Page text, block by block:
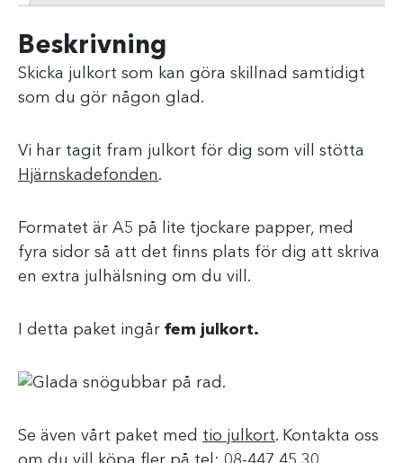
Beskrivning
Skicka julkort som kan göra skillnad samtidigt
som du gör någon glad.
Vi har tagit fram julkort för dig som vill stötta
Hjärnskadefonden.
Formatet är A5 på lite tjockare papper, med
fyra sidor så att det finns plats för dig att skriva
en extra julhälsning om du vill.
I detta paket ingår fem julkort.
Se även vårt paket med tio julkort. Kontakta oss